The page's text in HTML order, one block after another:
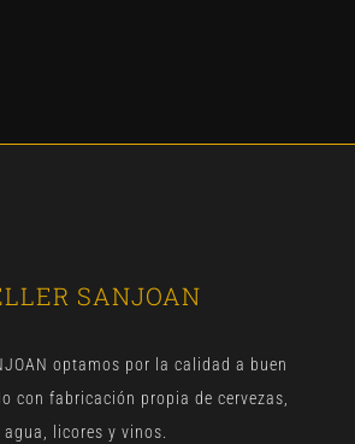
SANJOAN
optamos por la calidad a buen
con fabricación propia de cervezas,
agua, licores y vinos.